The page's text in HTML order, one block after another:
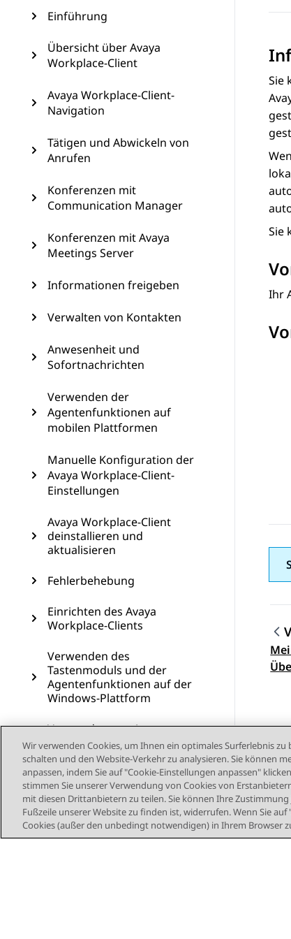
Einführung
Übersicht über Avaya
Workplace-Client
Avaya Workplace-Client-
Navigation
Tätigen und Abwickeln von
Anrufen
Konferenzen mit
Communication Manager
Konferenzen mit Avaya
Meetings Server
Informationen freigeben
Verwalten von Kontakten
Anwesenheit und
Sofortnachrichten
Verwenden der
Agentenfunktionen auf
mobilen Plattformen
Manuelle Konfiguration der
Avaya Workplace-Client-
Einstellungen
Avaya Workplace-Client
deinstallieren und
aktualisieren
Fehlerbehebung
Einrichten des Avaya
Workplace-Clients
Verwenden des
Tastenmoduls und der
Agentenfunktionen auf der
Windows-Plattform
Verwenden von Avaya
Calling für Microsoft Teams
Verwenden von Avaya Call
for Government
Konfigurieren des Avaya
Workplace-Client-Add-Ins
Sie
Sie
Ihr
Wir verwenden Cookies, um Ihnen ein optimales Surferlebnis
schalten und den Website-Verkehr zu analysieren. Sie können
anpassen, indem Sie auf "Cookie-Einstellungen anpassen"
stimmen Sie unserer Verwendung von Cookies von
mit diesen Drittanbietern zu teilen. Sie können Ihre
Fußzeile unserer Website zu finden ist, widerrufen. Wenn Sie
Cookies (außer den unbedingt notwendigen) in Ihrem Browser